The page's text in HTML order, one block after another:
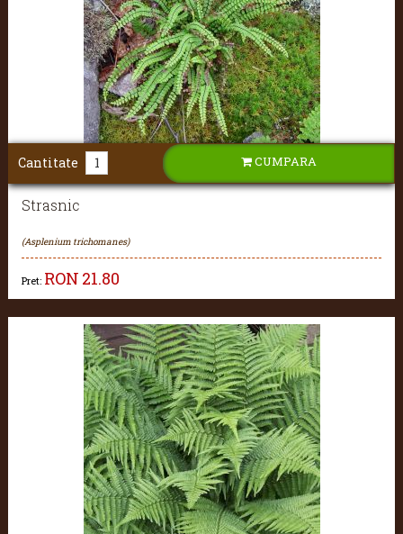
Strasnic
(Asplenium trichomanes)
Pret: RON 21.80
Cantitate CUMPARA